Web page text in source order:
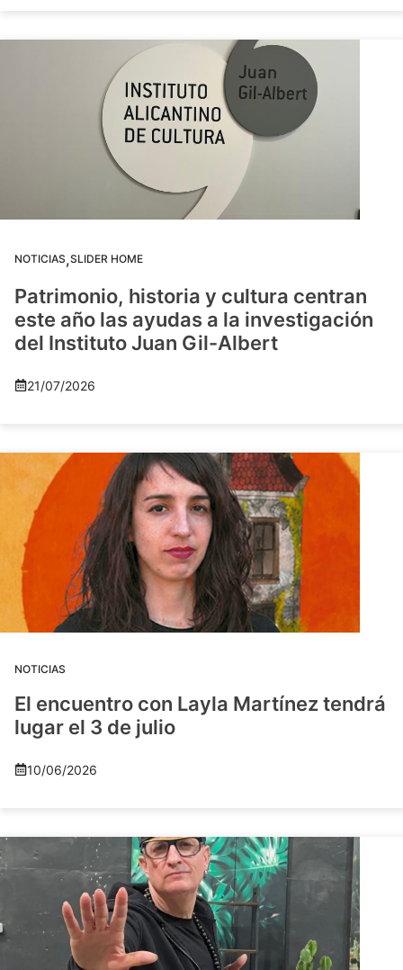
NOTICIAS,SLIDER HOME
Patrimonio, historia y cultura centran
este año las ayudas a la investigación
del Instituto Juan Gil-Albert
21/07/2026
NOTICIAS
El encuentro con Layla Martínez tendrá
lugar el 3 de julio
10/06/2026